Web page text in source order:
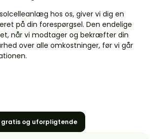
hos os, giver vi dig en
på din forespørgsel. Den endelige
når vi modtager og bekræfter din
over alle omkostninger, før vi går
gratis og uforpligtende